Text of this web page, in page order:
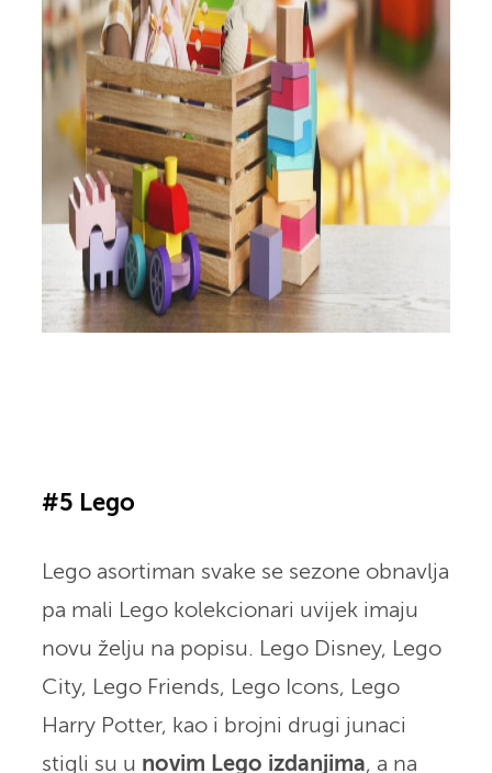
#5 Lego
Lego asortiman svake se sezone obnavlja
pa mali Lego kolekcionari uvijek imaju
novu želju na popisu. Lego Disney, Lego
City, Lego Friends, Lego Icons, Lego
Harry Potter, kao i brojni drugi junaci
stigli su u novim Lego izdanjima, a na